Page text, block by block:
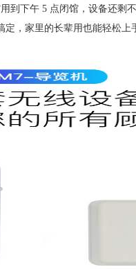
到下午 5 点闭馆，设备还剩
，家里的长辈用也能轻松上